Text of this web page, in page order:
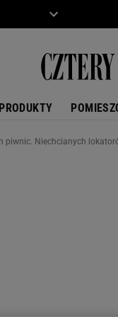
PRODUKTY
piwnic. Niechcianych